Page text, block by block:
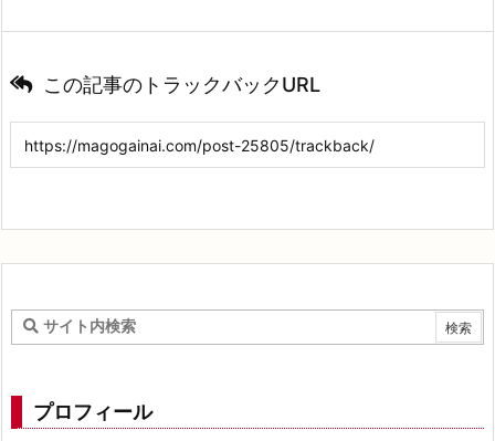
この記事のトラックバックURL
プロフィール